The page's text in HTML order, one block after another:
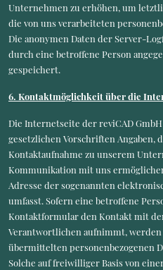
Unternehmen zu erhöhen, um
die von uns verarbeiteten
Die anonymen Daten der Server-
durch eine betroffene Person
gespeichert.
6. Kontaktmöglichkeit über die
Die Internetseite der reviCAD
gesetzlichen Vorschriften Angaben,
Kontaktaufnahme zu unserem
Kommunikation mit uns
Adresse der sogenannten
umfasst. Sofern eine betroffene
Kontaktformular den Kontakt mit
Verantwortlichen aufnimmt,
übermittelten personenbezogenen
Solche auf freiwilliger Basis von